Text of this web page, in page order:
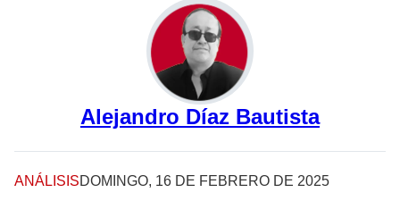
Alejandro Díaz Bautista
ANÁLISISDOMINGO, 16 DE FEBRERO DE 2025